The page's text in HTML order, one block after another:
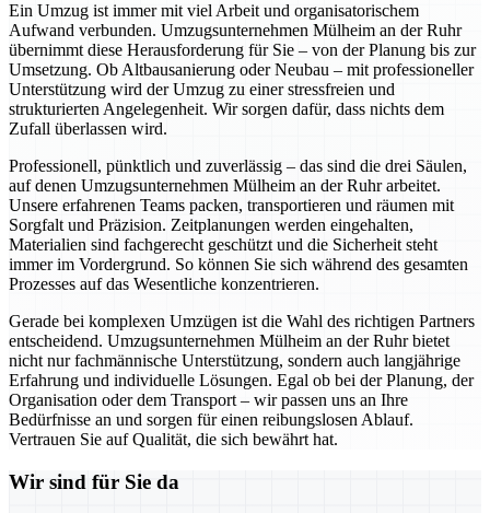
Ein Umzug ist immer mit viel Arbeit und organisatorischem
Aufwand verbunden. Umzugsunternehmen Mülheim an der Ruhr
übernimmt diese Herausforderung für Sie – von der Planung bis zur
Umsetzung. Ob Altbausanierung oder Neubau – mit professioneller
Unterstützung wird der Umzug zu einer stressfreien und
strukturierten Angelegenheit. Wir sorgen dafür, dass nichts dem
Zufall überlassen wird.
Professionell, pünktlich und zuverlässig – das sind die drei Säulen,
auf denen Umzugsunternehmen Mülheim an der Ruhr arbeitet.
Unsere erfahrenen Teams packen, transportieren und räumen mit
Sorgfalt und Präzision. Zeitplanungen werden eingehalten,
Materialien sind fachgerecht geschützt und die Sicherheit steht
immer im Vordergrund. So können Sie sich während des gesamten
Prozesses auf das Wesentliche konzentrieren.
Gerade bei komplexen Umzügen ist die Wahl des richtigen Partners
entscheidend. Umzugsunternehmen Mülheim an der Ruhr bietet
nicht nur fachmännische Unterstützung, sondern auch langjährige
Erfahrung und individuelle Lösungen. Egal ob bei der Planung, der
Organisation oder dem Transport – wir passen uns an Ihre
Bedürfnisse an und sorgen für einen reibungslosen Ablauf.
Vertrauen Sie auf Qualität, die sich bewährt hat.
Wir sind für Sie da